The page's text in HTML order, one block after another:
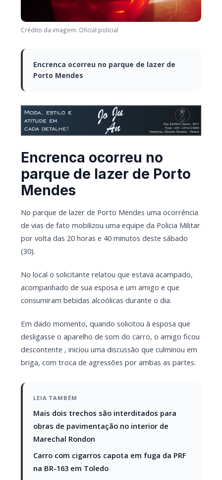
Crédito da imagem: Oficial policial
Encrenca ocorreu no parque de lazer de
Porto Mendes
Encrenca ocorreu no
parque de lazer de Porto
No parque de lazer de Porto Mendes uma ocorrência
de vias de fato mobilizou uma equipe da Policia Militar
por volta das 20 horas e 40 minutos deste sábado
No local o solicitante relatou que estava acampado,
acompanhado de sua esposa e um amigo e que
consumiram bebidas alcoólicas durante o dia.
Em dado momento, quando solicitou à esposa que
desligasse o aparelho de som do carro, o amigo ficou
descontente , iniciou uma discussão que culminou em
LEIA TAMBÉM
Mais dois trechos são interditados para
Marechal Rondon
Carro com cigarros capota em fuga da PRF
na BR-163 em Toledo
A mulher ao tentar interferir para parar a “encrenca”,
também foi agredida no rosto.